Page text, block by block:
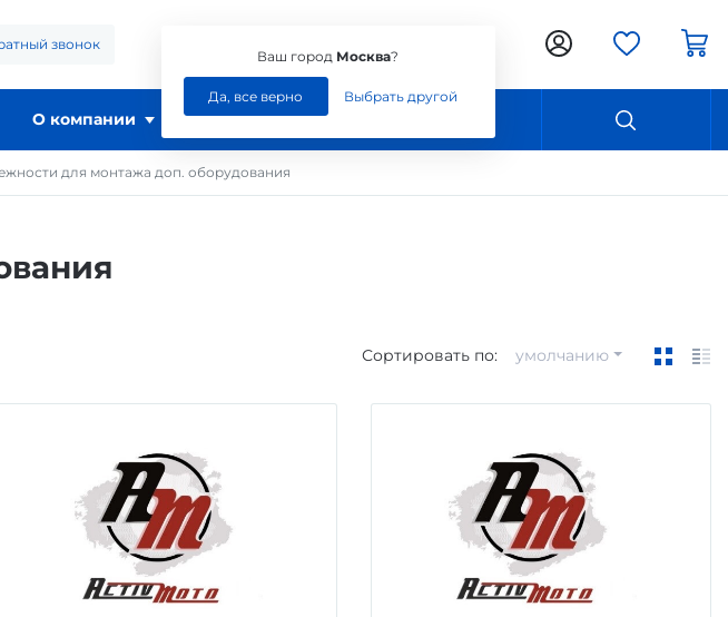
звонок
Ваш город Москва?
Да, все верно Выбрать другой
О компании
для монтажа доп. оборудования
Сортировать по: умолчанию